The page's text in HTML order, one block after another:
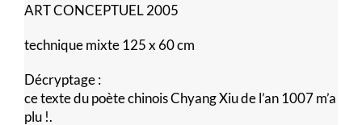
ART CONCEPTUEL 2005
technique mixte 125 x 60 cm
Décryptage :
ce texte du poète chinois Chyang Xiu de l’an 1007 m’a
plu !.